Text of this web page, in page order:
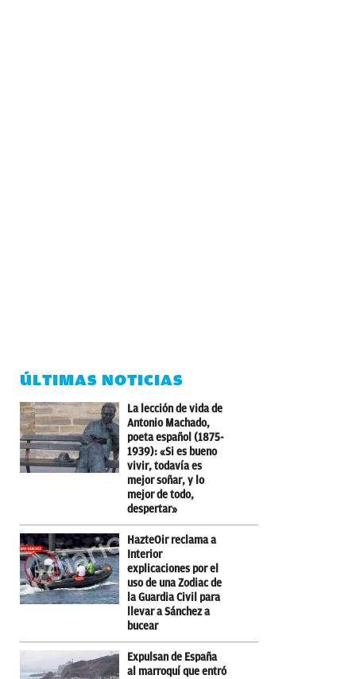
ÚLTIMAS NOTICIAS
La lección de vida de
Antonio Machado,
poeta español (1875-
1939): «Si es bueno
vivir, todavía es
mejor soñar, y lo
mejor de todo,
despertar»
HazteOir reclama a
Interior
explicaciones por el
uso de una Zodiac de
la Guardia Civil para
llevar a Sánchez a
bucear
Expulsan de España
al marroquí que entró